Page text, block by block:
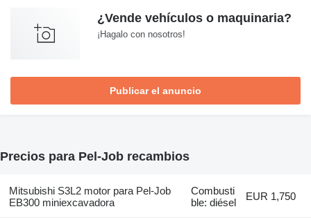
¿Vende vehículos o maquinaria?
¡Hagalo con nosotros!
Publicar el anuncio
Precios para Pel-Job recambios
Mitsubishi S3L2 motor para Pel-Job
EB300 miniexcavadora
Combusti
ble: diésel
EUR 1,750